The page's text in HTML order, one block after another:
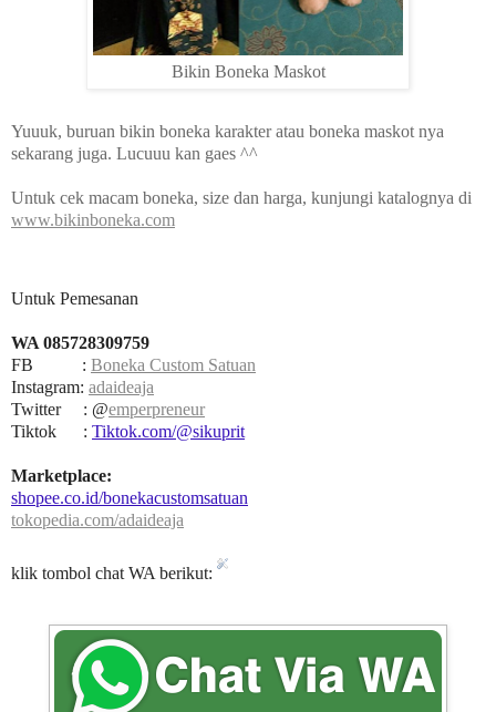
Bikin Boneka Maskot
Yuuuk, buruan bikin boneka karakter atau boneka maskot nya
sekarang juga. Lucuuu kan gaes ^^
Untuk cek macam boneka, size dan harga, kunjungi katalognya di
www.bikinboneka.com
Untuk Pemesanan
WA 085728309759
FB : Boneka Custom Satuan
Instagram: adaideaja
Twitter : @emperpreneur
Tiktok : Tiktok.com/@sikuprit
Marketplace:
shopee.co.id/bonekacustomsatuan
tokopedia.com/adaideaja
klik tombol chat WA berikut: